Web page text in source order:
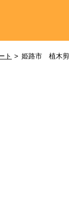
ト 姫路市 植木